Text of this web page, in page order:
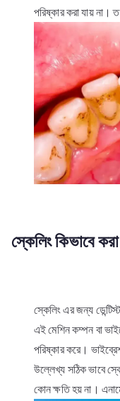
পরিষ্কার করা যায় না।
স্কেলিং কিভাবে
স্কেলিং এর জন্য
এই মেশিন কম্পন বা
পরিষ্কার করে।
উল্লেখ্য সঠিক ভাবে
কোন ক্ষতি হয় না।